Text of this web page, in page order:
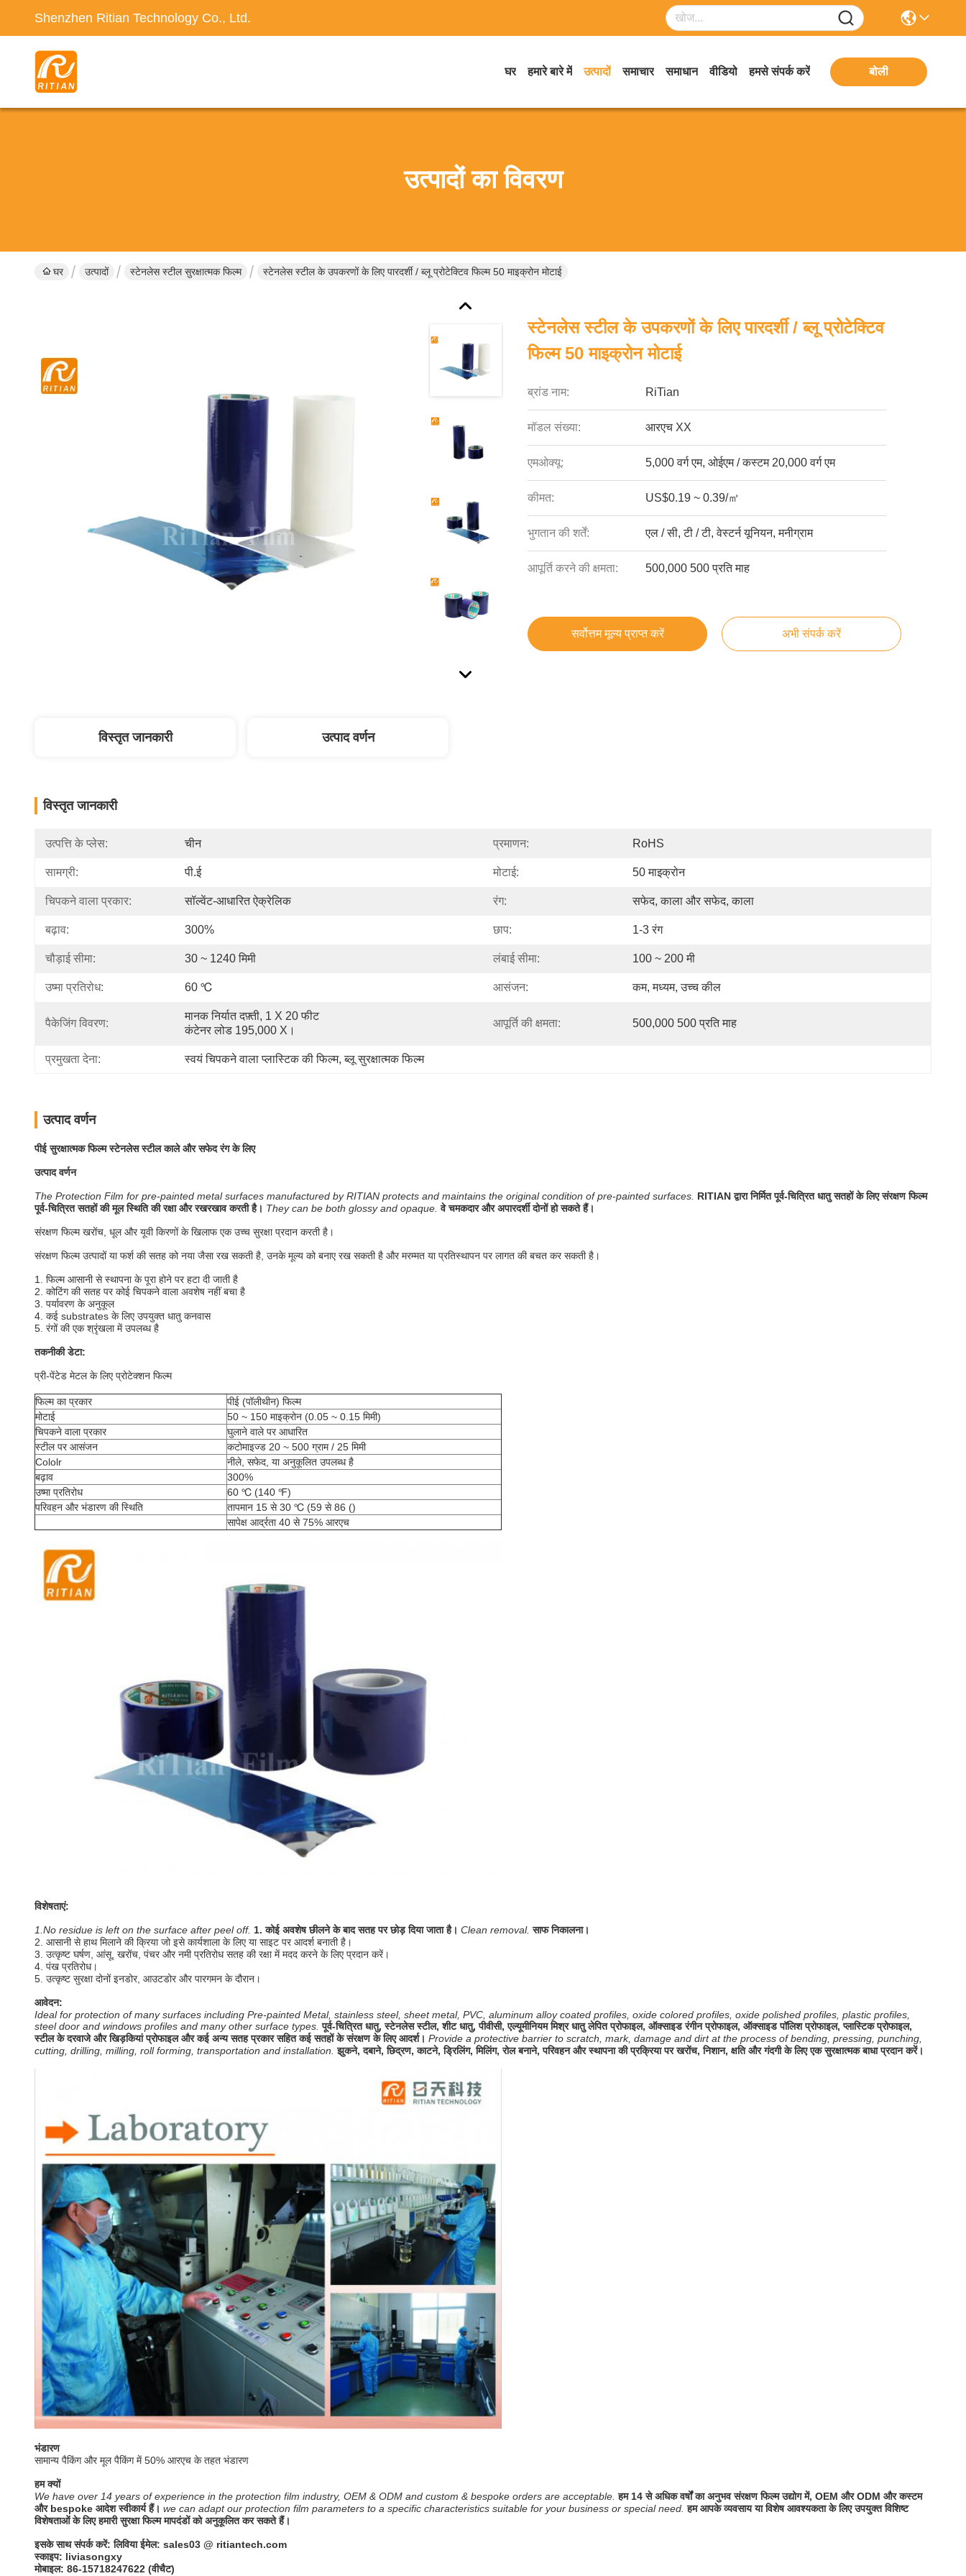
Shenzhen Ritian Technology Co., Ltd.
घर हमारे बारे में उत्पादों समाचार समाधान वीडियो हमसे संपर्क करें बोली
उत्पादों का विवरण
घर उत्पादों स्टेनलेस स्टील सुरक्षात्मक फिल्म स्टेनलेस स्टील के उपकरणों के लिए पारदर्शी / ब्लू प्रोटेक्टिव फिल्म 50 माइक्रोन मोटाई
स्टेनलेस स्टील के उपकरणों के लिए पारदर्शी / ब्लू प्रोटेक्टिव
फिल्म 50 माइक्रोन मोटाई
ब्रांड नाम: RiTian
मॉडल संख्या: आरएच XX
एमओक्यू: 5,000 वर्ग एम, ओईएम / कस्टम 20,000 वर्ग एम
कीमत: US$0.19 ~ 0.39/㎡
भुगतान की शर्तें: एल / सी, टी / टी, वेस्टर्न यूनियन, मनीग्राम
आपूर्ति करने की क्षमता: 500,000 500 प्रति माह
सर्वोत्तम मूल्य प्राप्त करें अभी संपर्क करें
विस्तृत जानकारी उत्पाद वर्णन
विस्तृत जानकारी
उत्पत्ति के प्लेस: चीन प्रमाणन: RoHS
सामग्री: पी.ई मोटाई: 50 माइक्रोन
चिपकने वाला प्रकार: सॉल्वेंट-आधारित ऐक्रेलिक रंग: सफेद, काला और सफेद, काला
बढ़ाव: 300% छाप: 1-3 रंग
चौड़ाई सीमा: 30 ~ 1240 मिमी लंबाई सीमा: 100 ~ 200 मी
उष्मा प्रतिरोध: 60 ℃ आसंजन: कम, मध्यम, उच्च कील
पैकेजिंग विवरण:
मानक निर्यात दफ़्ती, 1 X 20 फीट
कंटेनर लोड 195,000 X।
आपूर्ति की क्षमता: 500,000 500 प्रति माह
प्रमुखता देना: स्वयं चिपकने वाला प्लास्टिक की फिल्म, ब्लू सुरक्षात्मक फिल्म
उत्पाद वर्णन
पीई सुरक्षात्मक फिल्म स्टेनलेस स्टील काले और सफेद रंग के लिए
उत्पाद वर्णन
The Protection Film for pre-painted metal surfaces manufactured by RITIAN protects and maintains the original condition of pre-painted surfaces. RITIAN द्वारा निर्मित पूर्व-चित्रित धातु सतहों के लिए संरक्षण फिल्म
पूर्व-चित्रित सतहों की मूल स्थिति की रक्षा और रखरखाव करती है। They can be both glossy and opaque. वे चमकदार और अपारदर्शी दोनों हो सकते हैं।
संरक्षण फिल्म खरोंच, धूल और यूवी किरणों के खिलाफ एक उच्च सुरक्षा प्रदान करती है।
संरक्षण फिल्म उत्पादों या फर्श की सतह को नया जैसा रख सकती है, उनके मूल्य को बनाए रख सकती है और मरम्मत या प्रतिस्थापन पर लागत की बचत कर सकती है।
1. फिल्म आसानी से स्थापना के पूरा होने पर हटा दी जाती है
2. कोटिंग की सतह पर कोई चिपकने वाला अवशेष नहीं बचा है
3. पर्यावरण के अनुकूल
4. कई substrates के लिए उपयुक्त धातु कनवास
5. रंगों की एक श्रृंखला में उपलब्ध है
तकनीकी डेटा:
प्री-पेंटेड मेटल के लिए प्रोटेक्शन फिल्म
फिल्म का प्रकार
पीई (पॉलीथीन) फिल्म
मोटाई
50 ~ 150 माइक्रोन (0.05 ~ 0.15 मिमी)
चिपकने वाला प्रकार
घुलाने वाले पर आधारित
स्टील पर आसंजन
कटोमाइज्ड 20 ~ 500 ग्राम / 25 मिमी
Cololr
नीले, सफेद, या अनुकूलित उपलब्ध है
बढ़ाव
300%
उष्मा प्रतिरोध
60 ℃ (140 ℉)
परिवहन और भंडारण की स्थिति
तापमान 15 से 30 ℃ (59 से 86 ()
सापेक्ष आर्द्रता 40 से 75% आरएच
विशेषताएं:
1.No residue is left on the surface after peel off. 1. कोई अवशेष छीलने के बाद सतह पर छोड़ दिया जाता है। Clean removal. साफ निकालना।
2. आसानी से हाथ मिलाने की क्रिया जो इसे कार्यशाला के लिए या साइट पर आदर्श बनाती है।
3. उत्कृष्ट घर्षण, आंसू, खरोंच, पंचर और नमी प्रतिरोध सतह की रक्षा में मदद करने के लिए प्रदान करें।
4. पंख प्रतिरोध।
5. उत्कृष्ट सुरक्षा दोनों इनडोर, आउटडोर और पारगमन के दौरान।
आवेदन:
Ideal for protection of many surfaces including Pre-painted Metal, stainless steel, sheet metal, PVC, aluminum alloy coated profiles, oxide colored profiles, oxide polished profiles, plastic profiles,
steel door and windows profiles and many other surface types. पूर्व-चित्रित धातु, स्टेनलेस स्टील, शीट धातु, पीवीसी, एल्यूमीनियम मिश्र धातु लेपित प्रोफाइल, ऑक्साइड रंगीन प्रोफाइल, ऑक्साइड पॉलिश प्रोफाइल, प्लास्टिक प्रोफाइल,
स्टील के दरवाजे और खिड़कियां प्रोफाइल और कई अन्य सतह प्रकार सहित कई सतहों के संरक्षण के लिए आदर्श। Provide a protective barrier to scratch, mark, damage and dirt at the process of bending, pressing, punching,
cutting, drilling, milling, roll forming, transportation and installation. झुकने, दबाने, छिद्रण, काटने, ड्रिलिंग, मिलिंग, रोल बनाने, परिवहन और स्थापना की प्रक्रिया पर खरोंच, निशान, क्षति और गंदगी के लिए एक सुरक्षात्मक बाधा प्रदान करें।
भंडारण
सामान्य पैकिंग और मूल पैकिंग में 50% आरएच के तहत भंडारण
हम क्यों
We have over 14 years of experience in the protection film industry, OEM & ODM and custom & bespoke orders are acceptable. हम 14 से अधिक वर्षों का अनुभव संरक्षण फिल्म उद्योग में, OEM और ODM और कस्टम
और bespoke आदेश स्वीकार्य हैं। we can adapt our protection film parameters to a specific characteristics suitable for your business or special need. हम आपके व्यवसाय या विशेष आवश्यकता के लिए उपयुक्त विशिष्ट
विशेषताओं के लिए हमारी सुरक्षा फिल्म मापदंडों को अनुकूलित कर सकते हैं।
इसके साथ संपर्क करें: लिविया ईमेल: sales03 @ ritiantech.com
स्काइप: liviasongxy
मोबाइल: 86-15718247622 (वीचैट)